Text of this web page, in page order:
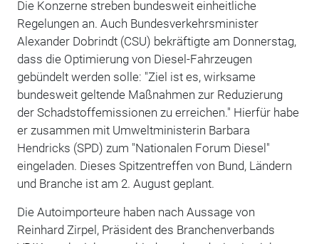
Die Konzerne streben bundesweit einheitliche
Regelungen an. Auch Bundesverkehrsminister
Alexander Dobrindt (CSU) bekräftigte am Donnerstag,
dass die Optimierung von Diesel-Fahrzeugen
gebündelt werden solle: "Ziel ist es, wirksame
bundesweit geltende Maßnahmen zur Reduzierung
der Schadstoffemissionen zu erreichen." Hierfür habe
er zusammen mit Umweltministerin Barbara
Hendricks (SPD) zum "Nationalen Forum Diesel"
eingeladen. Dieses Spitzentreffen von Bund, Ländern
und Branche ist am 2. August geplant.
Die Autoimporteure haben nach Aussage von
Reinhard Zirpel, Präsident des Branchenverbands